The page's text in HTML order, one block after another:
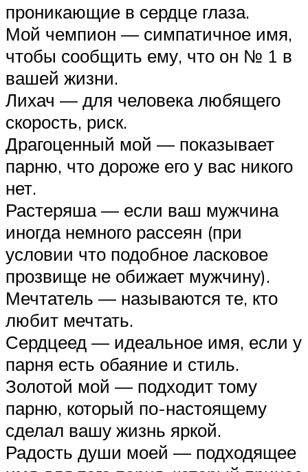
проникающие в сердце глаза.
Мой чемпион — симпатичное имя,
чтобы сообщить ему, что он № 1 в
вашей жизни.
Лихач — для человека любящего
скорость, риск.
Драгоценный мой — показывает
парню, что дороже его у вас никого
нет.
Растеряша — если ваш мужчина
иногда немного рассеян (при
условии что подобное ласковое
прозвище не обижает мужчину).
Мечтатель — называются те, кто
любит мечтать.
Сердцеед — идеальное имя, если у
парня есть обаяние и стиль.
Золотой мой — подходит тому
парню, который по-настоящему
сделал вашу жизнь яркой.
Радость души моей — подходящее